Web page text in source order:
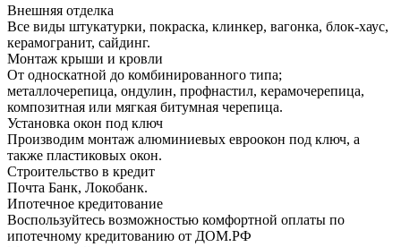
Внешняя отделка
Все виды штукатурки, покраска, клинкер, вагонка, блок-хаус,
керамогранит, сайдинг.
Монтаж крыши и кровли
От односкатной до комбинированного типа;
металлочерепица, ондулин, профнастил, керамочерепица,
композитная или мягкая битумная черепица.
Установка окон под ключ
Производим монтаж алюминиевых евроокон под ключ, а
также пластиковых окон.
Строительство в кредит
Почта Банк, Локобанк.
Ипотечное кредитование
Воспользуйтесь возможностью комфортной оплаты по
ипотечному кредитованию от ДОМ.РФ